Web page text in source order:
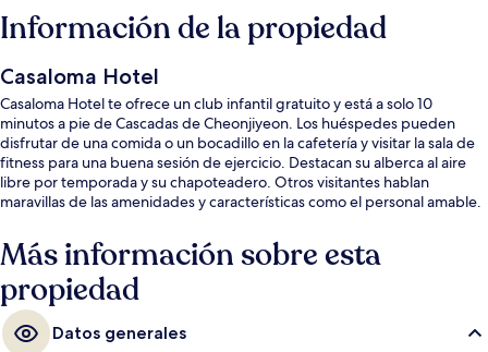
Información de la propiedad
Casaloma Hotel
Casaloma Hotel te ofrece un club infantil gratuito y está a solo 10
minutos a pie de Cascadas de Cheonjiyeon. Los huéspedes pueden
disfrutar de una comida o un bocadillo en la cafetería y visitar la sala de
fitness para una buena sesión de ejercicio. Destacan su alberca al aire
libre por temporada y su chapoteadero. Otros visitantes hablan
maravillas de las amenidades y características como el personal amable.
Más información sobre esta
propiedad
Datos generales